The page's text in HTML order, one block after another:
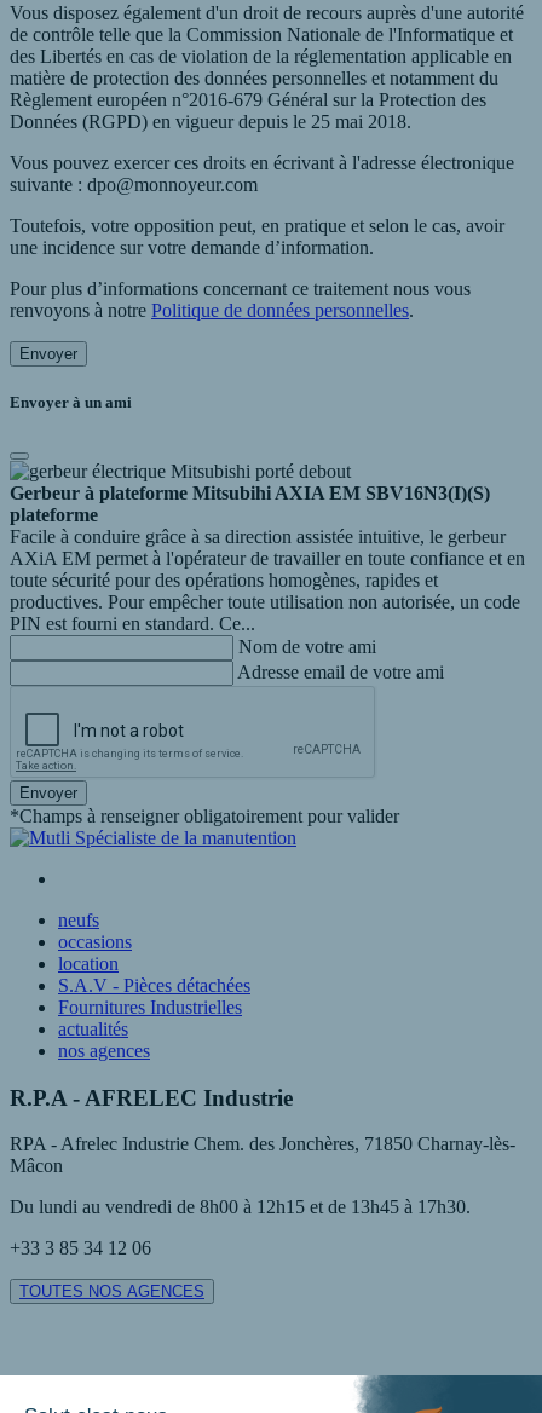
Vous disposez également d'un droit de recours auprès d'une autorité
de contrôle telle que la Commission Nationale de l'Informatique et
des Libertés en cas de violation de la réglementation applicable en
matière de protection des données personnelles et notamment du
Règlement européen n°2016-679 Général sur la Protection des
Données (RGPD) en vigueur depuis le 25 mai 2018.
Vous pouvez exercer ces droits en écrivant à l'adresse électronique
suivante : dpo@monnoyeur.com
Toutefois, votre opposition peut, en pratique et selon le cas, avoir
une incidence sur votre demande d’information.
Pour plus d’informations concernant ce traitement nous vous
renvoyons à notre Politique de données personnelles.
Envoyer
Envoyer à un ami
Gerbeur à plateforme Mitsubihi AXIA EM SBV16N3(I)(S)
plateforme
Facile à conduire grâce à sa direction assistée intuitive, le gerbeur
AXiA EM permet à l'opérateur de travailler en toute confiance et en
toute sécurité pour des opérations homogènes, rapides et
productives. Pour empêcher toute utilisation non autorisée, un code
PIN est fourni en standard. Ce...
Nom de votre ami
Adresse email de votre ami
Envoyer
*Champs à renseigner obligatoirement pour valider
neufs
occasions
location
S.A.V - Pièces détachées
Fournitures Industrielles
actualités
nos agences
R.P.A - AFRELEC Industrie
RPA - Afrelec Industrie Chem. des Jonchères, 71850 Charnay-lès-
Mâcon
Du lundi au vendredi de 8h00 à 12h15 et de 13h45 à 17h30.
+33 3 85 34 12 06
TOUTES NOS AGENCES